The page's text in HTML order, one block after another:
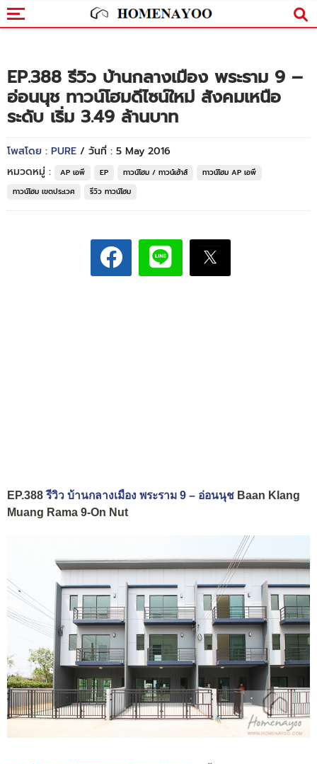
EP.388 รีวิว บ้านกลางเมือง พระราม 9 –
อ่อนนุช ทาวน์โฮมดีไซน์ใหม่ สังคมเหนือ
ระดับ เริ่ม 3.49 ล้านบาท
โพสโดย : PURE / วันที่ : 5 May 2016
หมวดหมู่ :
AP เอพี EP ทาวน์โฮม / ทาวน์เฮ้าส์
ทาวน์โฮม AP เอพี
ทาวน์โฮม เขตประเวศ
รีวิว ทาวน์โฮม
EP.388รีวิว บ้านกลางเมือง พระราม 9 – อ่อนนุช Baan Klang
Muang Rama 9-On Nut